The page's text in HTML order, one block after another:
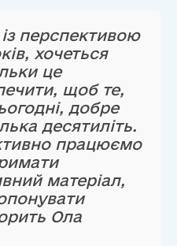
перспективою
хочеться
це
щоб те,
добре
десятиліть.
працюємо
матеріал,
Ола